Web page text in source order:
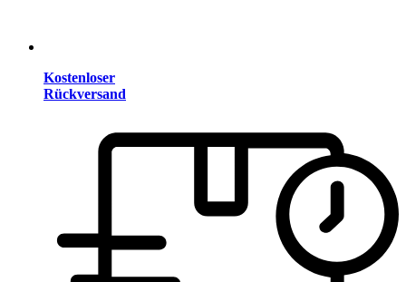
Kostenloser
Rückversand